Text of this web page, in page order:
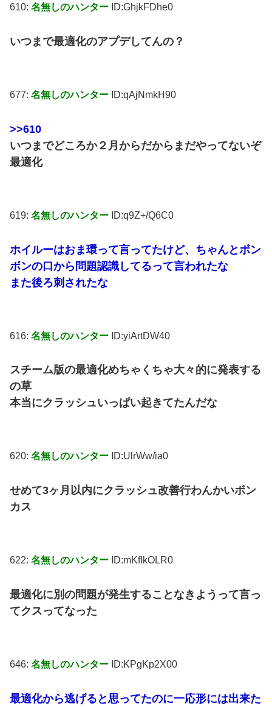
610: 名無しのハンター ID:GhjkFDhe0
いつまで最適化のアプデしてんの？
677: 名無しのハンター ID:qAjNmkH90
>>610
いつまでどころか２月からだからまだやってないぞ
最適化
619: 名無しのハンター ID:q9Z+/Q6C0
ホイルーはおま環って言ってたけど、ちゃんとボン
ボンの口から問題認識してるって言われたな
また後ろ刺されたな
616: 名無しのハンター ID:yiArtDW40
スチーム版の最適化めちゃくちゃ大々的に発表する
の草
本当にクラッシュいっぱい起きてたんだな
620: 名無しのハンター ID:UlrWw/ia0
せめて3ヶ月以内にクラッシュ改善行わんかいボン
カス
622: 名無しのハンター ID:mKfIkOLR0
最適化に別の問題が発生することなきようって言っ
てクスってなった
646: 名無しのハンター ID:KPgKp2X00
最適化から逃げると思ってたのに一応形には出来た